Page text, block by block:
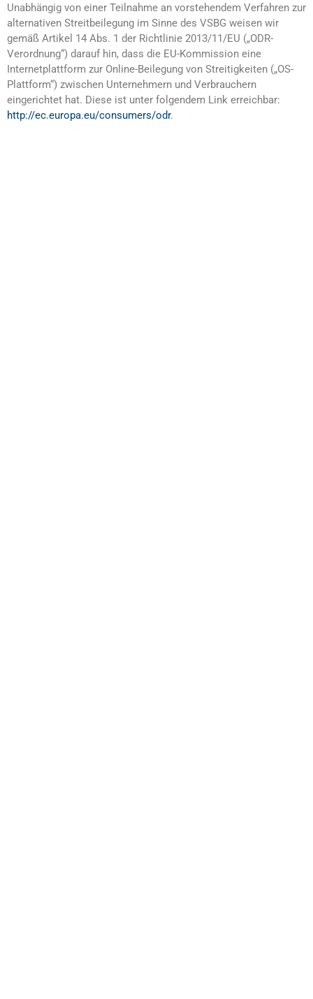
Unabhängig von einer Teilnahme an vorstehendem Verfahren zur
alternativen Streitbeilegung im Sinne des VSBG weisen wir
gemäß Artikel 14 Abs. 1 der Richtlinie 2013/11/EU („ODR-
Verordnung“) darauf hin, dass die EU-Kommission eine
Internetplattform zur Online-Beilegung von Streitigkeiten („OS-
Plattform“) zwischen Unternehmern und Verbrauchern
eingerichtet hat. Diese ist unter folgendem Link erreichbar:
http://ec.europa.eu/consumers/odr.